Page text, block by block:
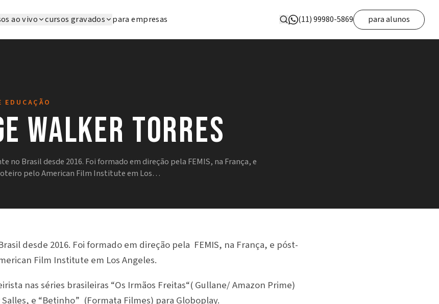
ao vivo cursos gravados para empresas (11) 99980-5869 para alunos
Walker Torres
no Brasil desde 2016. Foi formado em direção pela FEMIS, na França, e
pelo American Film Institute em Los…
desde 2016. Foi formado em direção pela FEMIS, na França, e póst-
Film Institute em Los Angeles.
nas séries brasileiras “Os Irmãos Freitas“( Gullane/ Amazon Prime)
e “Betinho” (Formata Filmes) para Globoplay.